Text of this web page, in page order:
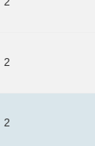
2
2